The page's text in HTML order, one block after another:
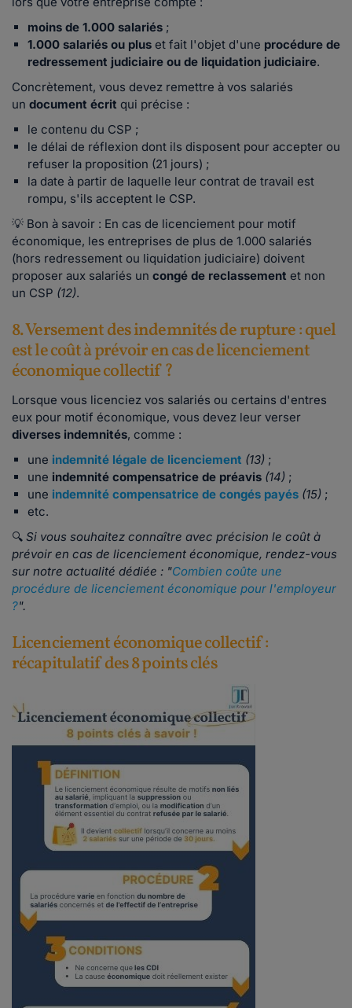
moins de 1.000 salariés ;
1.000 salariés ou plus et fait l'objet d'une procédure de
redressement judiciaire ou de liquidation judiciaire.
Concrètement, vous devez remettre à vos salariés
un document écrit qui précise :
le contenu du CSP ;
le délai de réflexion dont ils disposent pour accepter ou
refuser la proposition (21 jours) ;
la date à partir de laquelle leur contrat de travail est
rompu, s'ils acceptent le CSP.
💡 Bon à savoir : En cas de licenciement pour motif
économique, les entreprises de plus de 1.000 salariés
(hors redressement ou liquidation judiciaire) doivent
proposer aux salariés un congé de reclassement et non
un CSP (12).
8. Versement des indemnités de rupture : quel
est le coût à prévoir en cas de licenciement
économique collectif ?
Lorsque vous licenciez vos salariés ou certains d'entres
eux pour motif économique, vous devez leur verser
diverses indemnités, comme :
une indemnité légale de licenciement (13) ;
une indemnité compensatrice de préavis (14) ;
une indemnité compensatrice de congés payés (15) ;
etc.
🔍 Si vous souhaitez connaître avec précision le coût à
prévoir en cas de licenciement économique, rendez-vous
sur notre actualité dédiée : "Combien coûte une
procédure de licenciement économique pour l'employeur
?".
Licenciement économique collectif :
récapitulatif des 8 points clés